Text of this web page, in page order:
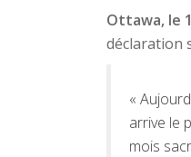
Ottawa, le
déclaration
«
arrive le
mois